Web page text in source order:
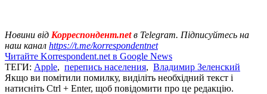
Новини від Корреспондент.netв Telegram. Підписуйтесь на
наш канал https://t.me/korrespondentnet
Читайте Korrespondent.net в Google News
ТЕГИ: Apple, перепись населения, Владимир Зеленский
Якщо ви помітили помилку, виділіть необхідний текст і
натисніть Ctrl + Enter, щоб повідомити про це редакцію.